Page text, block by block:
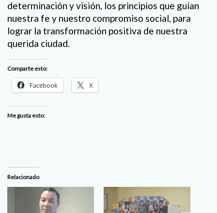
determinación y visión, los principios que guían
nuestra fe y nuestro compromiso social, para
lograr la transformación positiva de nuestra
querida ciudad.
Comparte esto:
Facebook X
Me gusta esto:
Relacionado